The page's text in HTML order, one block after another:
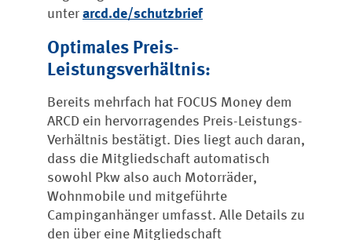
unter arcd.de/schutzbrief
Optimales Preis-
Leistungsverhältnis:
Bereits mehrfach hat FOCUS Money dem
ARCD ein hervorragendes Preis-Leistungs-
Verhältnis bestätigt. Dies liegt auch daran,
dass die Mitgliedschaft automatisch
sowohl Pkw also auch Motorräder,
Wohnmobile und mitgeführte
Campinganhänger umfasst. Alle Details zu
den über eine Mitgliedschaft